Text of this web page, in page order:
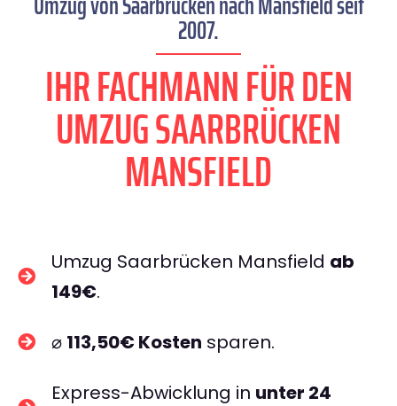
2007.
IHR FACHMANN FÜR DEN
UMZUG SAARBRÜCKEN
MANSFIELD
Umzug Saarbrücken Mansfield ab
149€.
⌀ 113,50€ Kosten sparen.
Express-Abwicklung in unter 24